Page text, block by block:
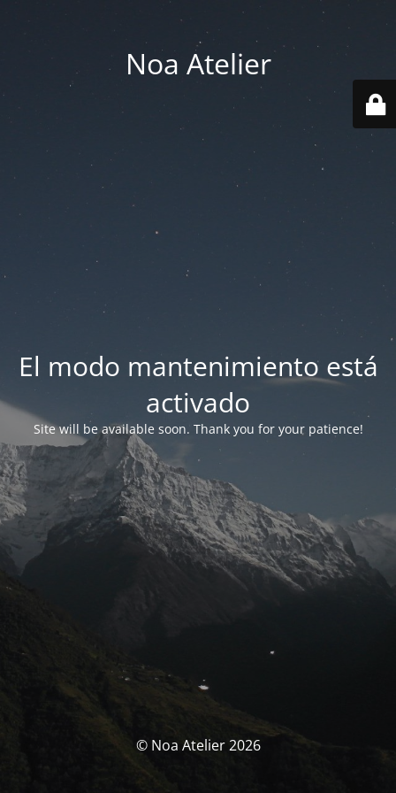
Noa Atelier
El modo mantenimiento está
activado
Site will be available soon. Thank you for your patience!
© Noa Atelier 2026